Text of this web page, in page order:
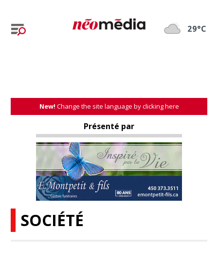
29°C
New! Change the site language by clicking here
Présenté par
SOCIÉTÉ